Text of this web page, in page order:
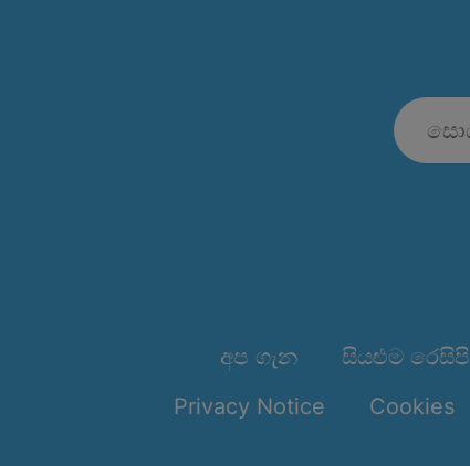
අප ගැන සියළුම රෙසිපි
Privacy Notice
Cookies